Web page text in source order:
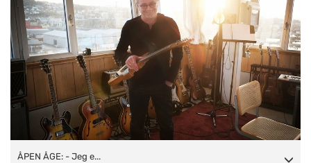
ÅPEN ÅGE: - Jeg er i den heldige situasjon at jeg har vært
ÅPEN ÅGE: - Jeg e...